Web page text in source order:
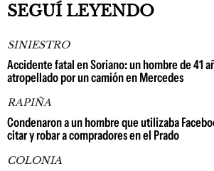
SEGUÍ LEYENDO
SINIESTRO
Accidente fatal en Soriano: un hombre de 41
atropellado por un camión en Mercedes
RAPIÑA
Condenaron a un hombre que utilizaba
citar y robar a compradores en el Prado
COLONIA